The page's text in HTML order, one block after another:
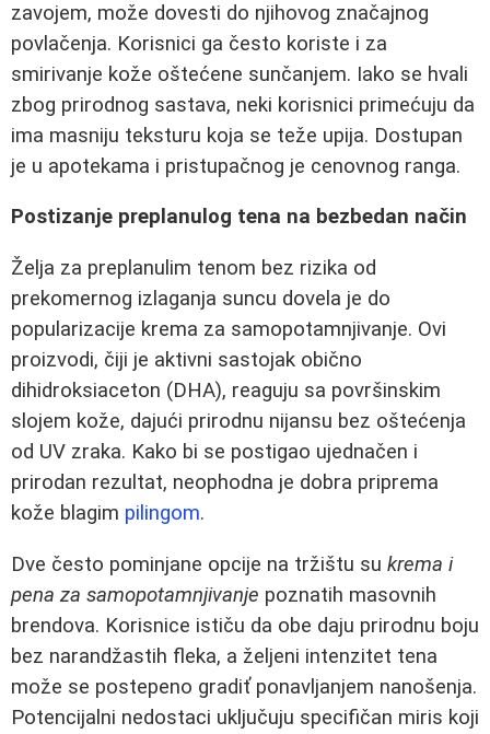
zavojem, može dovesti do njihovog značajnog
povlačenja. Korisnici ga često koriste i za
smirivanje kože oštećene sunčanjem. Iako se hvali
zbog prirodnog sastava, neki korisnici primećuju da
ima masniju teksturu koja se teže upija. Dostupan
je u apotekama i pristupačnog je cenovnog ranga.
Postizanje preplanulog tena na bezbedan način
Želja za preplanulim tenom bez rizika od
prekomernog izlaganja suncu dovela je do
popularizacije krema za samopotamnjivanje. Ovi
proizvodi, čiji je aktivni sastojak obično
dihidroksiaceton (DHA), reaguju sa površinskim
slojem kože, dajući prirodnu nijansu bez oštećenja
od UV zraka. Kako bi se postigao ujednačen i
prirodan rezultat, neophodna je dobra priprema
kože blagim pilingom.
Dve često pominjane opcije na tržištu su krema i
pena za samopotamnjivanje poznatih masovnih
brendova. Korisnice ističu da obe daju prirodnu boju
bez narandžastih fleka, a željeni intenzitet tena
može se postepeno gradiť ponavljanjem nanošenja.
Potencijalni nedostaci uključuju specifičan miris koji